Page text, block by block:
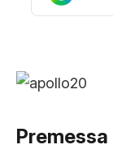
Premessa